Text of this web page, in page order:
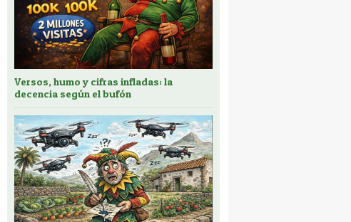
Versos, humo y cifras infladas: la
decencia según el bufón